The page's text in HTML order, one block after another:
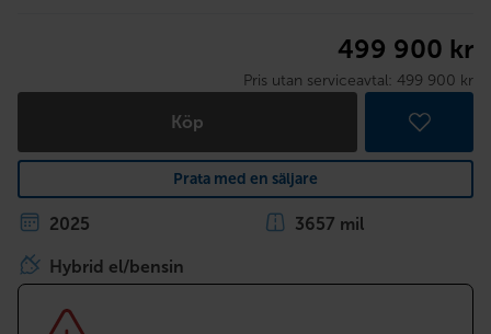
499 900 kr
Pris utan serviceavtal: 499 900 kr
Köp
Prata med en säljare
2025 3657 mil
Hybrid el/bensin